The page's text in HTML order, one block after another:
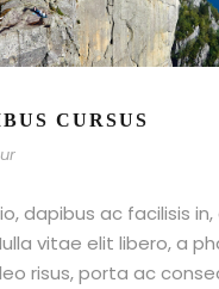
CURSUS
dapibus ac facilisis
vitae elit libero, a
risus, porta ac